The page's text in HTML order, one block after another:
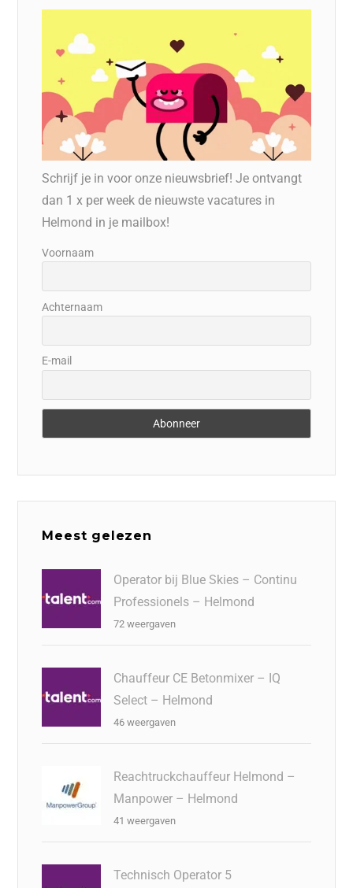
Schrijf je in voor onze nieuwsbrief! Je ontvangt
dan 1 x per week de nieuwste vacatures in
Helmond in je mailbox!
Voornaam
Achternaam
E-mail
Meest gelezen
Operator bij Blue Skies – Continu
Professionels – Helmond
72 weergaven
Chauffeur CE Betonmixer – IQ
Select – Helmond
46 weergaven
Reachtruckchauffeur Helmond –
Manpower – Helmond
41 weergaven
Technisch Operator 5